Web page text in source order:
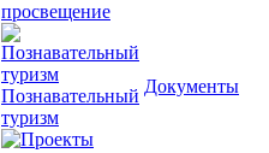
просвещение
Познавательный
туризм
Документы